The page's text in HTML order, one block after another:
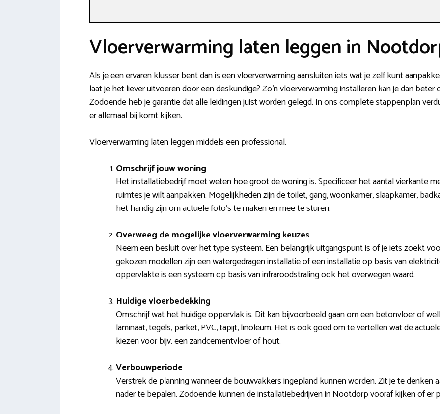
Vloerverwarming laten leggen in
Als je een ervaren klusser bent dan is een vloerverwarming aansluiten iets wat je zelf kunt
laat je het liever uitvoeren door een deskundige? Zo’n vloerverwarming installeren kan je dan beter
Zodoende heb je garantie dat alle leidingen juist worden gelegd. In ons complete stappenplan
er allemaal bij komt kijken.
Vloerverwarming laten leggen middels een professional.
Omschrijf jouw woning
Het installatiebedrijf moet weten hoe groot de woning is. Specificeer het aantal vierkante
ruimtes je wilt aanpakken. Mogelijkheden zijn de toilet, gang, woonkamer, slaapkamer,
het handig zijn om actuele foto’s te maken en mee te sturen.
Overweeg de mogelijke vloerverwarming keuzes
Neem een besluit over het type systeem. Een belangrijk uitgangspunt is of je iets zoekt
gekozen modellen zijn een watergedragen installatie of een installatie op basis van
oppervlakte is een systeem op basis van infraroodstraling ook het overwegen waard.
Huidige vloerbedekking
Omschrijf wat het huidige oppervlak is. Dit kan bijvoorbeeld gaan om een betonvloer of
laminaat, tegels, parket, PVC, tapijt, linoleum. Het is ook goed om te vertellen wat de
kiezen voor bijv. een zandcementvloer of hout.
Verbouwperiode
Verstrek de planning wanneer de bouwvakkers ingepland kunnen worden. Zit je te
nader te bepalen. Zodoende kunnen de installatiebedrijven in Nootdorp vooraf kijken of er